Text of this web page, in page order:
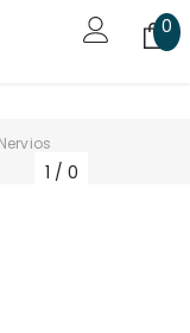
00
1 / 0